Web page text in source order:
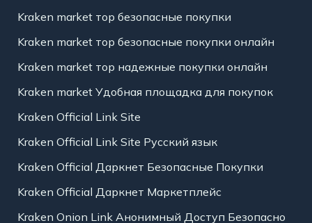
Kraken market тор безопасные покупки
Kraken market тор безопасные покупки онлайн
Kraken market тор надежные покупки онлайн
Kraken market Удобная площадка для покупок
Kraken Official Link Site
Kraken Official Link Site Русский язык
Kraken Official Даркнет Безопасные Покупки
Kraken Official Даркнет Маркетплейс
Kraken Onion Link Анонимный Доступ Безопасно